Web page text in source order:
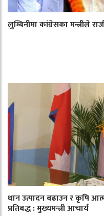
लुम्बिनीमा कांग्रेसका मन्त्रीले
धान उत्पादन बढाउन र कृषि
प्रतिबद्ध : मुख्यमन्त्री आचार्य